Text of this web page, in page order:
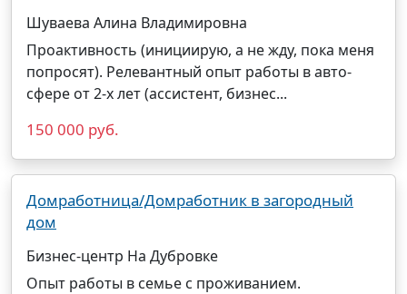
Шуваева Алина Владимировна
Проактивность (инициирую, а не жду, пока меня
попросят). Релевантный опыт работы в авто-
сфере от 2-х лет (ассистент, бизнес...
150 000 руб.
Домработница/Домработник в загородный
дом
​Бизнес-центр На Дубровке
Опыт работы в семье с проживанием.